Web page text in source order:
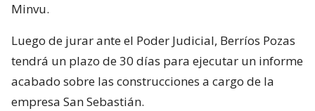
Minvu.
Luego de jurar ante el Poder Judicial, Berríos Pozas
tendrá un plazo de 30 días para ejecutar un informe
acabado sobre las construcciones a cargo de la
empresa San Sebastián.